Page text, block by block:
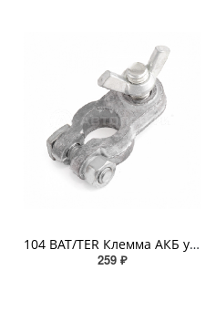
104 BAT/TER Клемма АКБ универсальная крепление жилы болтом-барашком специальный свинцовый сплав 1шт.
259 ₽